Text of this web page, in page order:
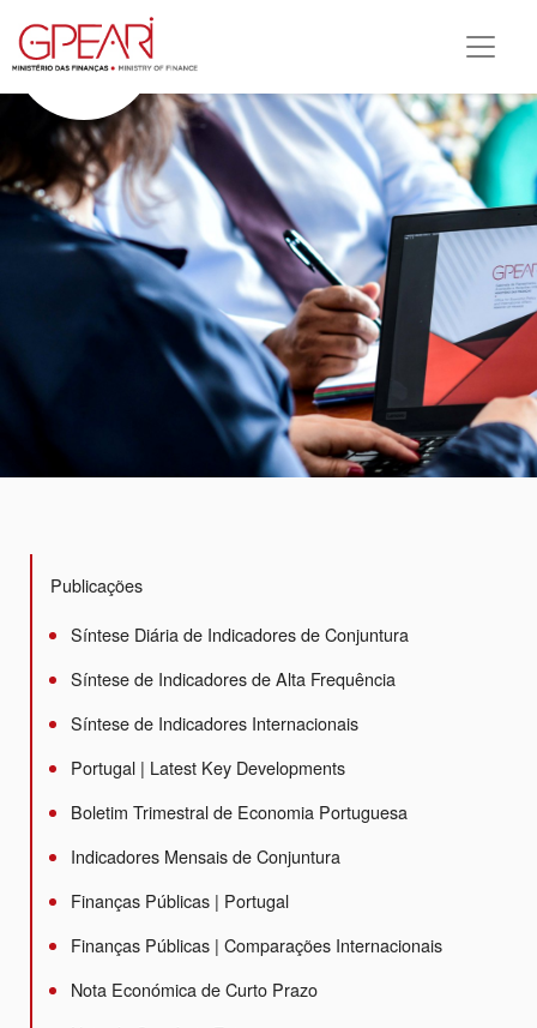
Publicações
Síntese Diária de Indicadores de Conjuntura
Síntese de Indicadores de Alta Frequência
Síntese de Indicadores Internacionais
Portugal | Latest Key Developments
Boletim Trimestral de Economia Portuguesa
Indicadores Mensais de Conjuntura
Finanças Públicas | Portugal
Finanças Públicas | Comparações Internacionais
Nota Económica de Curto Prazo